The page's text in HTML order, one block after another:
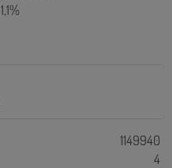
1,1%
1149940
4